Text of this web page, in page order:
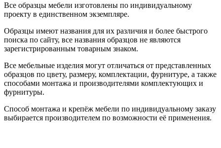
Все образцы мебели изготовлены по индивидуальному
проекту в единственном экземпляре.
Образцы имеют названия для их различия и более быстрого
поиска по сайту, все названия образцов не являются
зарегистрированным товарным знаком.
Все мебельные изделия могут отличаться от представленных
образцов по цвету, размеру, комплектации, фурнитуре, а также
способами монтажа и производителями комплектующих и
фурнитуры.
Способ монтажа и крепёж мебели по индивидуальному заказу
выбирается производителем по возможности её применения.